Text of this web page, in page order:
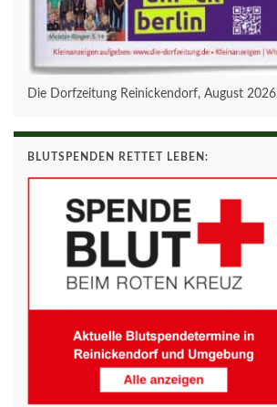
Die Dorfzeitung Reinickendorf, August 2026
BLUTSPENDEN RETTET LEBEN: